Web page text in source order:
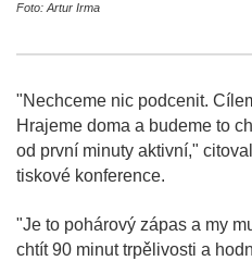
Foto: Artur Irma
"Nechceme nic podcenit.
Hrajeme doma a budeme to
od první minuty aktivní,"
tiskové konference.
"Je to pohárový zápas a my
chtít 90 minut trpělivosti a